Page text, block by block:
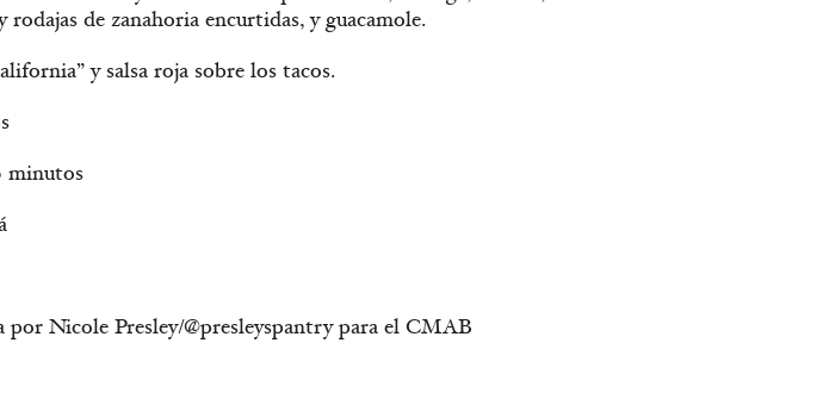
rodajas de zanahoria encurtidas, y guacamole.
y salsa roja sobre los tacos.
minutos
por Nicole Presley/@presleyspantry para el CMAB